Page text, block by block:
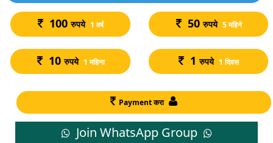
100 रुपये 1 वर्ष 50 रुपये 5 महिने
10 रुपये 1 महिना 1 रुपये 1 दिवस
Payment करा
Join WhatsApp Group